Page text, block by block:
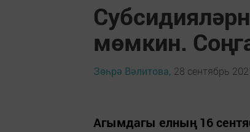
мөмкин.
Зөһрә Вәлитова, 28 сентябрь
Агымдагы елның 16